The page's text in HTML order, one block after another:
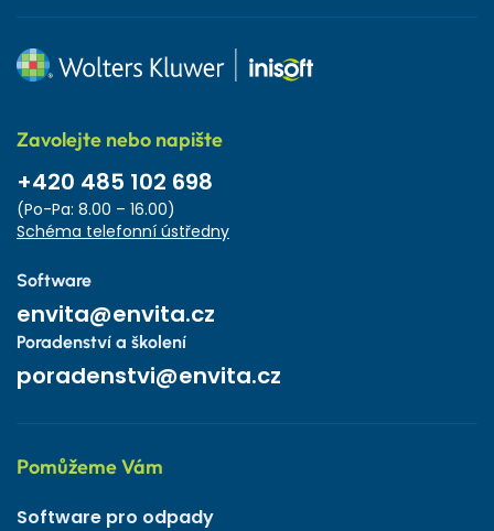
Zavolejte nebo napište
+420 485 102 698
(Po-Pa: 8.00 – 16.00)
Schéma telefonní ústředny
Software
envita@envita.cz
Poradenství a školení
poradenstvi@envita.cz
Pomůžeme Vám
Software pro odpady